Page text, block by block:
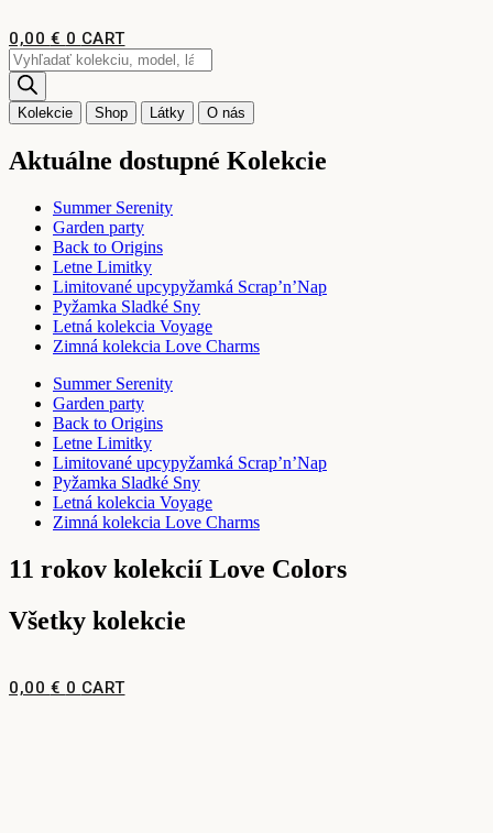
na
obsah
0,00 € 0 CART
Products
search
Kolekcie Shop Látky O nás
Aktuálne dostupné Kolekcie
Summer Serenity
Garden party
Back to Origins
Letne Limitky
Limitované upcypyžamká Scrap’n’Nap
Pyžamka Sladké Sny
Letná kolekcia Voyage
Zimná kolekcia Love Charms
Summer Serenity
Garden party
Back to Origins
Letne Limitky
Limitované upcypyžamká Scrap’n’Nap
Pyžamka Sladké Sny
Letná kolekcia Voyage
Zimná kolekcia Love Charms
11 rokov kolekcií Love Colors
Všetky kolekcie
0,00 € 0 CART